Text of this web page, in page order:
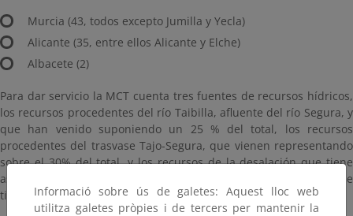
Murcia (43, todos excepto Jumilla y Yecla)
Alicante (35, entre ellos Alicante y Elche)
Albacete (2)
Para dar servicio la MCT cuenta tres fuentes de recursos hídricos,
los recursos procedentes del río Taibilla, afluente del río Segura, y
que han venido suponiendo un 25 % del total, los recursos
procedentes del trasvase Tajo-Segura, que vienen representando
sobre el 30% del total, y los recursos de la desalación que tiene
asignados la MCT, tanto de sus desaladoras propias como los que
tiene conveniadas con ACUAMED.
Informació sobre ús de galetes: Aquest lloc web
utilitza galetes pròpies i de tercers per mantenir la